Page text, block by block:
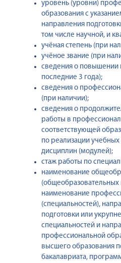
уровень (уровни)
образования с
направления
том числе научной, и
учёная степень (при
учёное звание (при
сведения о повышении
последние 3 года);
сведения о
(при наличии);
сведения о
работы в
соответствующей
по реализации
дисциплин (модулей);
стаж работы по
наименование
наименование
(специальностей),
подготовки или
специальностей и
профессиональной
высшего образования
бакалавриата,